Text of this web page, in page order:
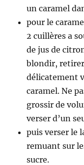
un caramel
pour le
2 cuillères a
de jus de
blondir, retirer
délicatement
caramel. Ne
grossir de
verser d’un
puis verser le
remuant sur
sucre.